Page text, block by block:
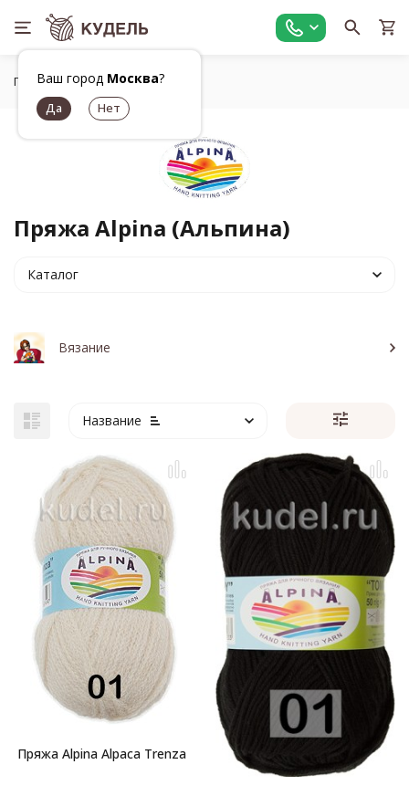
Ваш город Москва?
Главная Бренды Alpina
Пряжа Alpina (Альпина)
Каталог
Вязание
Название
Пряжа Alpina Alpaca Trenza